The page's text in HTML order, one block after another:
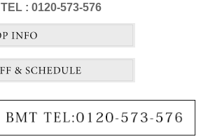
TEL : 0120-573-576